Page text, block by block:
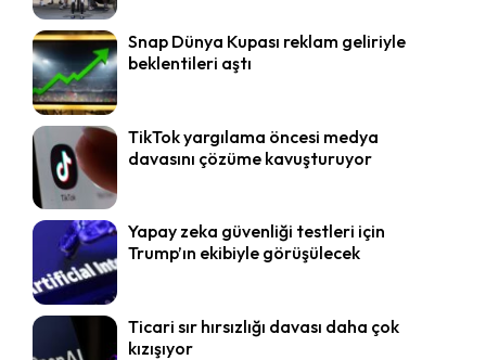
Snap Dünya Kupası reklam geliriyle
beklentileri aştı
TikTok yargılama öncesi medya
davasını çözüme kavuşturuyor
Yapay zeka güvenliği testleri için
Trump’ın ekibiyle görüşülecek
Ticari sır hırsızlığı davası daha çok
kızışıyor